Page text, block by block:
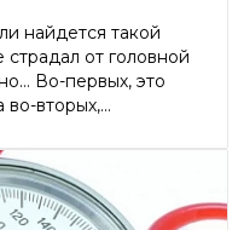
найдется такой
от головной
Во-первых, это
вторых,...